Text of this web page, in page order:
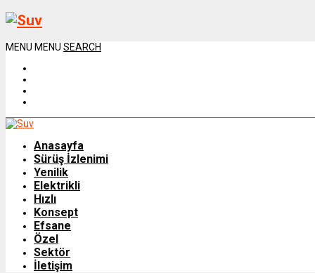
MENU MENU SEARCH
Anasayfa
Sürüş İzlenimi
Yenilik
Elektrikli
Hızlı
Konsept
Efsane
Özel
Sektör
İletişim